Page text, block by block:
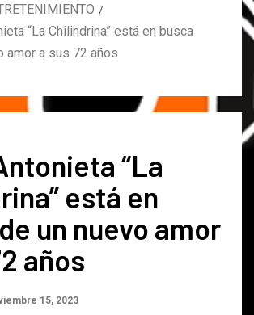
“La Chilindrina” está en busca
amor a sus 72 años
“La
está en
un nuevo amor
años
15, 2023